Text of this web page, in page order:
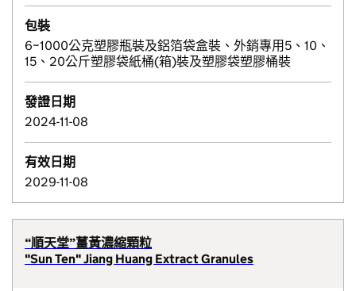
包裝
6~1000公克塑膠瓶裝及鋁箔袋盒裝、外銷專用5、10、
15、20公斤塑膠袋紙桶(箱)裝及塑膠袋塑膠桶裝
發證日期
2024-11-08
有效日期
2029-11-08
“順天堂”薑黃濃縮顆粒
"Sun Ten" Jiang Huang Extract Granules